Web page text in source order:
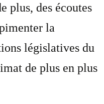
plus, des écoutes
la
législatives du
de plus en plus